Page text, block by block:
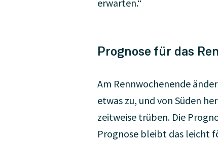
erwarten.“
Prognose für das
Am Rennwochenende
etwas zu, und von Süden
zeitweise trüben. Die
Prognose bleibt das leicht